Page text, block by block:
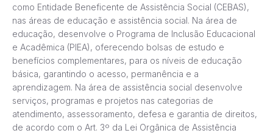
como Entidade Beneficente de Assistência Social (CEBAS),
nas áreas de educação e assistência social. Na área de
educação, desenvolve o Programa de Inclusão Educacional
e Acadêmica (PIEA), oferecendo bolsas de estudo e
benefícios complementares, para os níveis de educação
básica, garantindo o acesso, permanência e a
aprendizagem. Na área de assistência social desenvolve
serviços, programas e projetos nas categorias de
atendimento, assessoramento, defesa e garantia de direitos,
de acordo com o Art. 3º da Lei Orgânica de Assistência